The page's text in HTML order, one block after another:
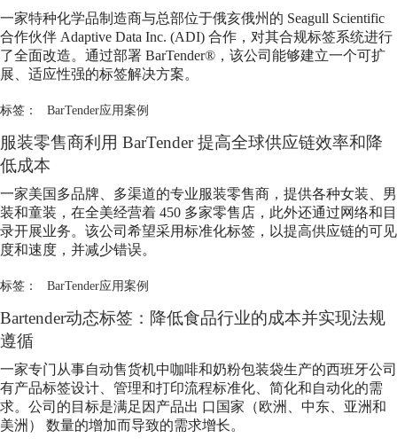
一家特种化学品制造商与总部位于俄亥俄州的 Seagull Scientific
合作伙伴 Adaptive Data Inc. (ADI) 合作，对其合规标签系统进行
了全面改造。通过部署 BarTender®，该公司能够建立一个可扩
展、适应性强的标签解决方案。
标签： BarTender应用案例
服装零售商利用 BarTender 提高全球供应链效率和降
低成本
一家美国多品牌、多渠道的专业服装零售商，提供各种女装、男
装和童装，在全美经营着 450 多家零售店，此外还通过网络和目
录开展业务。该公司希望采用标准化标签，以提高供应链的可见
度和速度，并减少错误。
标签： BarTender应用案例
Bartender动态标签：降低食品行业的成本并实现法规
遵循
一家专门从事自动售货机中咖啡和奶粉包装袋生产的西班牙公司
有产品标签设计、管理和打印流程标准化、简化和自动化的需
求。公司的目标是满足因产品出 口国家（欧洲、中东、亚洲和
美洲） 数量的增加而导致的需求增长。